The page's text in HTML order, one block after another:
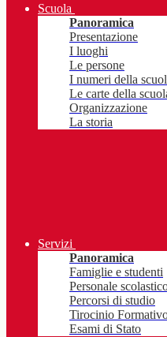
Scuola
Panoramica
Presentazione
I luoghi
Le persone
I numeri della
Le carte della
Organizzazione
La storia
Servizi
Panoramica
Famiglie e studenti
Personale
Percorsi di studio
Tirocinio
Esami di Stato